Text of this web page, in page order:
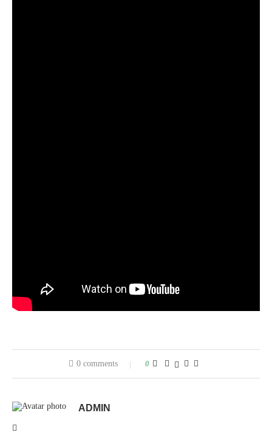
0 comments 0
ADMIN